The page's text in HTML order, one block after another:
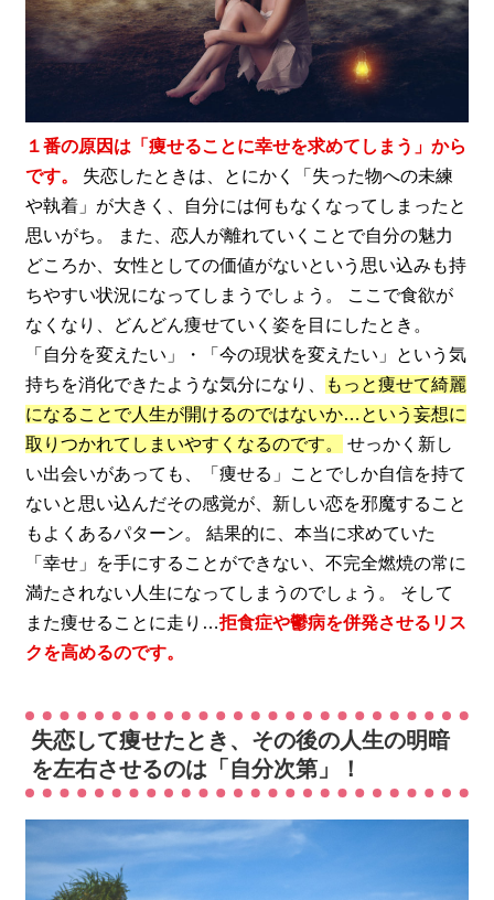
１番の原因は「痩せることに幸せを求めてしまう」から
です。
失恋したときは、とにかく「失った物への未練
や執着」が大きく、自分には何もなくなってしまったと
思いがち。 また、恋人が離れていくことで自分の魅力
どころか、女性としての価値がないという思い込みも持
ちやすい状況になってしまうでしょう。 ここで食欲が
なくなり、どんどん痩せていく姿を目にしたとき。
「自分を変えたい」・「今の現状を変えたい」という気
持ちを消化できたような気分になり、
もっと痩せて綺麗
になることで人生が開けるのではないか…という妄想に
取りつかれてしまいやすくなるのです。
せっかく新し
い出会いがあっても、「痩せる」ことでしか自信を持て
ないと思い込んだその感覚が、新しい恋を邪魔すること
もよくあるパターン。 結果的に、本当に求めていた
「幸せ」を手にすることができない、不完全燃焼の常に
満たされない人生になってしまうのでしょう。 そして
また痩せることに走り…拒食症や鬱病を併発させるリス
クを高めるのです。
失恋して痩せたとき、その後の人生の明暗
を左右させるのは「自分次第」！